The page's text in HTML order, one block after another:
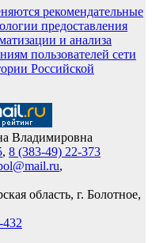
рекомендательные
предоставления
и анализа
пользователей сети
Российской
Владимировна
, 8 (383-49) 22-373
,
область, г. Болотное,
432